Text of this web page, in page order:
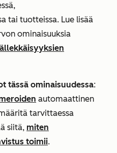
tai tuotteissa. Lue lisää
ominaisuuksia
tässä ominaisuudessa:
automaattinen
tarvittaessa
siitä, miten
toimii.